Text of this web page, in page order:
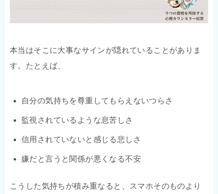
本当はそこに大事なサインが隠れていることがありま
す。たとえば、
自分の気持ちを尊重してもらえないつらさ
監視されているような息苦しさ
信用されていないと感じる悲しさ
嫌だと言うと関係が悪くなる不安
こうした気持ちが積み重なると、スマホそのものより